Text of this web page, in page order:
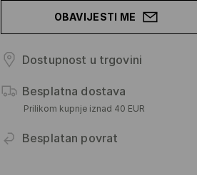
OBAVIJESTI ME
Dostupnost u trgovini
Besplatna dostava
Prilikom kupnje iznad 40 EUR
Besplatan povrat